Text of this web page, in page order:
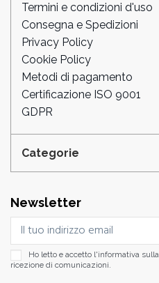
Termini e condizioni d'uso
Consegna e Spedizioni
Privacy Policy
Cookie Policy
Metodi di pagamento
Certificazione ISO 9001
GDPR
Categorie
Newsletter
Ho letto e accetto l'informativa sulla
ricezione di comunicazioni.